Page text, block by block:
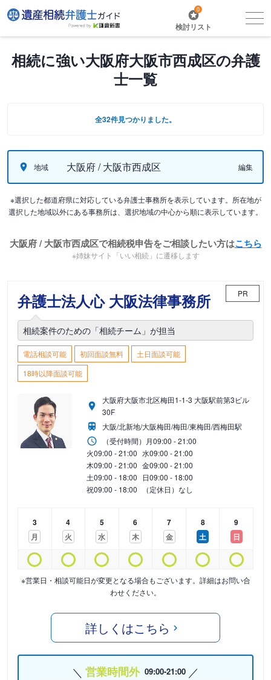
0
検討リスト
相続に強い大阪府大阪市西成区の弁護
士一覧
全32件見つかりました。
地域 大阪府 / 大阪市西成区 編集
※選択した都道府県に対応している弁護士事務所を表示しています。所在地が
選択した地域以外にある事務所は、選択地域の中心から順に表示しています。
大阪府 / 大阪市西成区で相続税申告をご相談したい方はこちら
※姉妹サイト「いい相続」に遷移します
弁護士法人心 大阪法律事務所 PR
相続案件のための「相続チーム」が担当
電話相談可能 初回面談無料
土日面談可能
18時以降面談可能
大阪府大阪市北区梅田1-1-3 大阪駅前第3ビル
30F
大阪/北新地/大阪梅田/梅田/東梅田/西梅田駅
（受付時間） 月09:00 - 21:00
火09:00 - 21:00 水09:00 - 21:00
木09:00 - 21:00 金09:00 - 21:00
土09:00 - 18:00 日09:00 - 18:00
祝09:00 - 18:00 （定休日）なし
3
月
4
火
5
水
6
木
7
金
8
土
9
日
※営業日・相談可能日が変更となる場合もございます。詳細はお問い合
わせください。
詳しくはこちら
営業時間外 09:00-21:00